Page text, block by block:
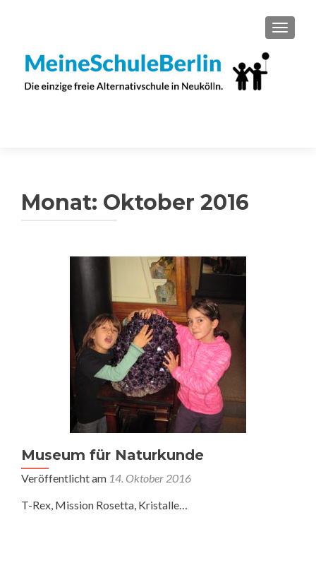
Monat: Oktober 2016
Museum für Naturkunde
Veröffentlicht am 14. Oktober 2016
T-Rex, Mission Rosetta, Kristalle…